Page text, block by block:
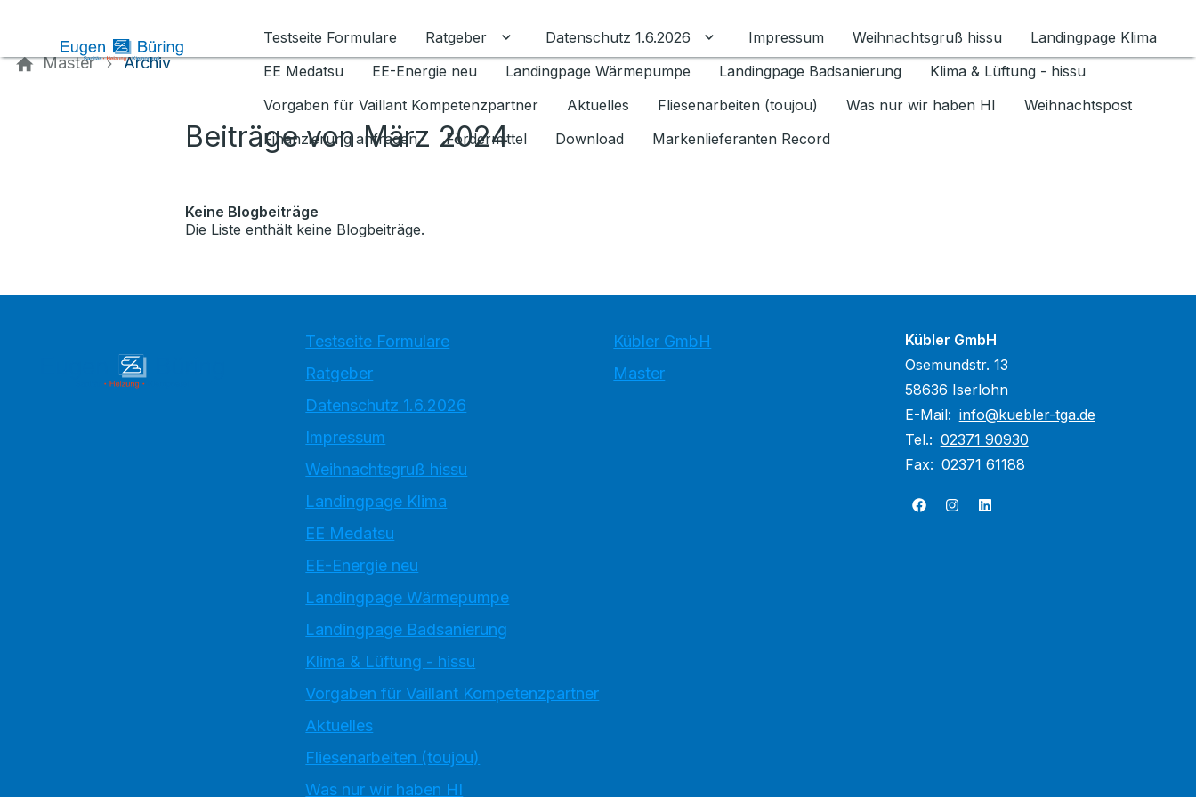
Testseite Formulare
Ratgeber Untermenü für Ratgeber umschalten
Datenschutz 1.6.2026 Untermenü für Datenschutz 1.6.2026 umschalten
Impressum Weihnachtsgruß hissu
Landingpage Klima
EE Medatsu
EE-Energie neu Landingpage Wärmepumpe Landingpage Badsanierung
Klima & Lüftung - hissu
Vorgaben für Vaillant Kompetenzpartner
Aktuelles Fliesenarbeiten (toujou) Was nur wir haben HI
Weihnachtspost
Finanzierung anfragen
Fördermittel Download Markenlieferanten Record
Master Archiv
Beiträge von März 2024
Keine Blogbeiträge
Die Liste enthält keine Blogbeiträge.
Testseite Formulare
Ratgeber
Datenschutz 1.6.2026
Impressum
Weihnachtsgruß hissu
Landingpage Klima
EE Medatsu
EE-Energie neu
Landingpage Wärmepumpe
Landingpage Badsanierung
Klima & Lüftung - hissu
Vorgaben für Vaillant Kompetenzpartner
Aktuelles
Fliesenarbeiten (toujou)
Was nur wir haben HI
Kübler GmbH
Master
Kübler GmbH
Osemundstr. 13
58636 Iserlohn
E-Mail: info@kuebler-tga.de
Tel.: 02371 90930
Fax: 02371 61188